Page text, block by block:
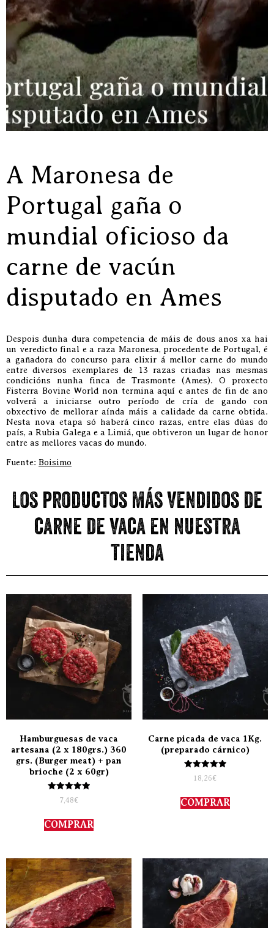
A Maronesa de
Portugal gaña o
mundial oficioso da
carne de vacún
disputado en Ames
Despois dunha dura competencia de máis de dous anos xa hai
un veredicto final e a raza Maronesa, procedente de Portugal, é
a gañadora do concurso para elixir á mellor carne do mundo
entre diversos exemplares de 13 razas criadas nas mesmas
condicións nunha finca de Trasmonte (Ames). O proxecto
Fisterra Bovine World non termina aquí e antes de fin de ano
volverá a iniciarse outro período de cría de gando con
obxectivo de mellorar aínda máis a calidade da carne obtida.
Nesta nova etapa só haberá cinco razas, entre elas dúas do
país, a Rubia Galega e a Limiá, que obtiveron un lugar de honor
entre as mellores vacas do mundo.
Fuente: Boisimo
Los productos más vendidos de
carne de vaca en nuestra
tienda
Hamburguesas de vaca
artesana (2 x 180grs.) 360
grs. (Burger meat) + pan
brioche (2 x 60gr)
Valorado
con
de 5
7,48€
COMPRAR
Carne picada de vaca 1Kg.
(preparado cárnico)
Valorado
con
de 5
18,26€
COMPRAR